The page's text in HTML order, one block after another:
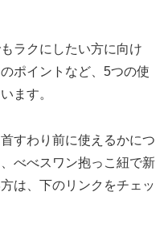
ラクにしたい方に向け
ポイントなど、5つの使
ます。
すわり前に使えるかにつ
べべスワン抱っこ紐で新
は、下のリンクをチェッ